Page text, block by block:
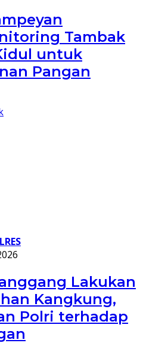
Tambak
untuk
Pangan
Lakukan
Kangkung,
Polri terhadap